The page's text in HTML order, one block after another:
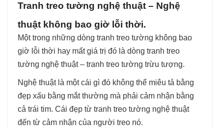
Tranh treo tường nghệ thuật – Nghệ
thuật không bao giờ lỗi thời.
Một trong những dòng tranh treo tường không bao
giờ lỗi thời hay mất giá trị đó là dòng tranh treo
tường nghệ thuật – tranh treo tường trừu tượng.
Nghệ thuật là một cái gì đó không thể miêu tả bằng
đẹp xấu bằng mắt thường mà phải cảm nhận bằng
cả trái tim. Cái đẹp từ tranh treo tường nghệ thuật
đến từ cảm nhận của người treo nó.